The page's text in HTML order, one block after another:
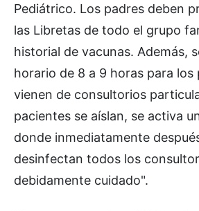
Pediátrico. Los padres deben
las Libretas de todo el grupo
historial de vacunas. Además,
horario de 8 a 9 horas para los
vienen de consultorios
pacientes se aíslan, se activa
donde inmediatamente
desinfectan todos los
debidamente cuidado".